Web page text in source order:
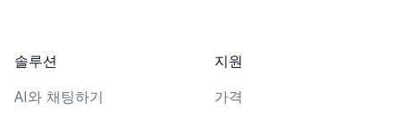
솔루션
AI와 채팅하기
지원
가격